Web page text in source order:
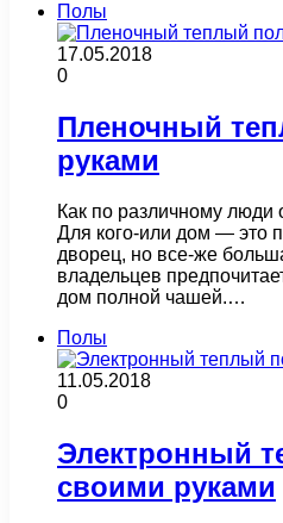
Полы
17.05.2018
0
Пленочный
руками
Как по различному люди
Для кого-или дом — это
дворец, но все-же
владельцев
дом полной чашей.…
Полы
11.05.2018
0
Электронный
своими руками